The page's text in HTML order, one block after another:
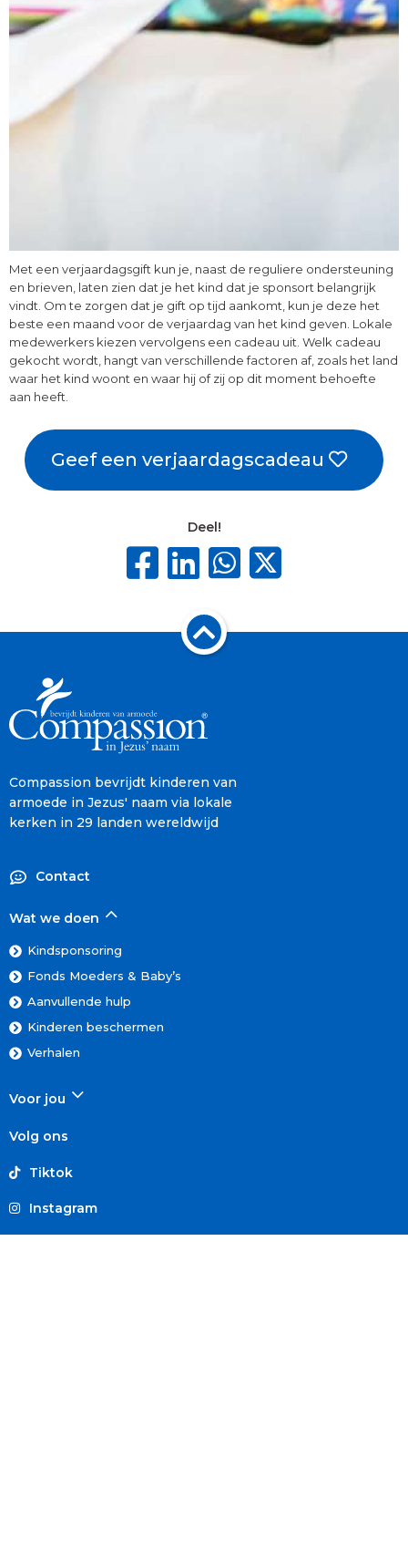
Met een verjaardagsgift kun je, naast de reguliere ondersteuning
en brieven, laten zien dat je het kind dat je sponsort belangrijk
vindt. Om te zorgen dat je gift op tijd aankomt, kun je deze het
beste een maand voor de verjaardag van het kind geven. Lokale
medewerkers kiezen vervolgens een cadeau uit. Welk cadeau
gekocht wordt, hangt van verschillende factoren af, zoals het land
waar het kind woont en waar hij of zij op dit moment behoefte
aan heeft.
Geef een verjaardagscadeau
Deel!
Compassion bevrijdt kinderen van
armoede in Jezus' naam via lokale
kerken in 29 landen wereldwijd
Contact
Wat we doen
Kindsponsoring
Fonds Moeders & Baby’s
Aanvullende hulp
Kinderen beschermen
Verhalen
Voor jou
Volg ons
Tiktok
Instagram